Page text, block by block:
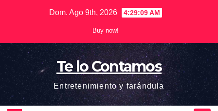
Dom. Ago 9th, 2026 4:29:10 AM
Buy now!
Te lo Contamos
Entretenimiento y farándula